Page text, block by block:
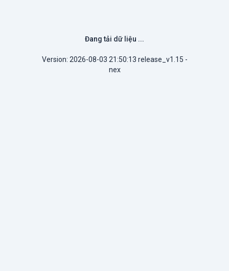
Đang tải dữ liệu ...
Version: 2026-08-03 21:50:13 release_v1.15 -
nex